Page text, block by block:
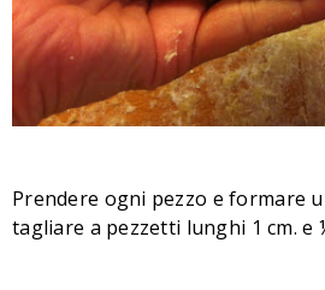
Prendere ogni pezzo e formare
tagliare a pezzetti lunghi 1 cm. e